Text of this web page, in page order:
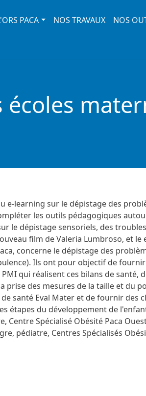
PACA NOS TRAVAUX NOS
écoles
e-learning sur le dépistage des
les outils pédagogiques
le dépistage sensoriels, des
film de Valeria Lumbroso, et le
concerne le dépistage des
Ils ont pour objectif de
qui réalisent ces bilans de santé,
prise des mesures de la taille et du
santé Eval Mater et de fournir des
étapes du développement de
Centre Spécialisé Obésité Paca
pédiatre, Centres Spécialisés